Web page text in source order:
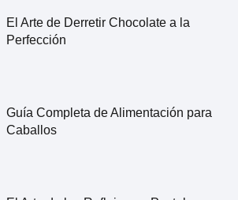
El Arte de Derretir Chocolate a la
Perfección
Guía Completa de Alimentación para
Caballos